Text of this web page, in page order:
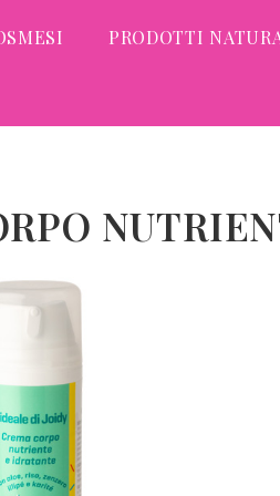
PRODOTTI